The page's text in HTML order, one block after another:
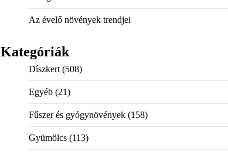
Az évelő növények trendjei
Kategóriák
Díszkert(508)
Egyéb(21)
Fűszer és gyógynövények(158)
Gyümölcs(113)